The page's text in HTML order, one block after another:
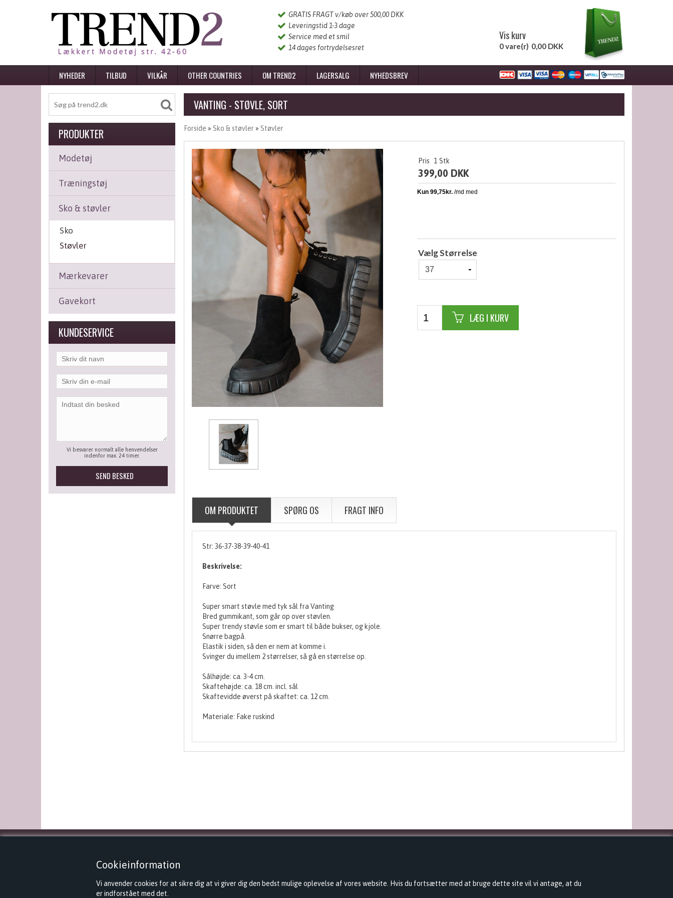
Cookieinformation
Vi anvender cookies for at sikre dig at vi giver dig den bedst mulige oplevelse af vores website. Hvis du fortsætter med at bruge dette site vil vi antage, at du
er indforstået med det.
Vis kurv
0 vare(r) 0,00 DKK
GRATIS FRAGT v/køb over 500,00 DKK
Leveringstid 1-3 dage
Service med et smil
14 dages fortrydelsesret
NYHEDER TILBUD VILKÅR OTHER COUNTRIES OM TREND2 LAGERSALG NYHEDSBREV
PRODUKTER
Modetøj
Træningstøj
Sko & støvler
Sko
Støvler
Mærkevarer
Gavekort
KUNDESERVICE
Vi besvarer normalt alle henvendelser
indenfor max. 24 timer.
VANTING - STØVLE, SORT
Forside » Sko & støvler » Støvler
Pris 1 Stk
399,00 DKK
Vælg Størrelse
LÆG I KURV
OM PRODUKTET SPØRG OS FRAGT INFO
Str: 36-37-38-39-40-41
Beskrivelse:
Farve: Sort
Super smart støvle med tyk sål fra Vanting
Bred gummikant, som går op over støvlen.
Super trendy støvle som er smart til både bukser, og kjole.
Snørre bagpå.
Elastik i siden, så den er nem at komme i.
Svinger du imellem 2 størrelser, så gå en størrelse op.
Sålhøjde: ca. 3-4 cm.
Skaftehøjde: ca. 18 cm. incl. sål
Skaftevidde øverst på skaftet: ca. 12 cm.
Materiale: Fake ruskind
Rørmosen 85, Kælderen
Nyheder